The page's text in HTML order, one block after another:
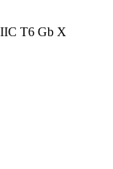
T6 Gb X